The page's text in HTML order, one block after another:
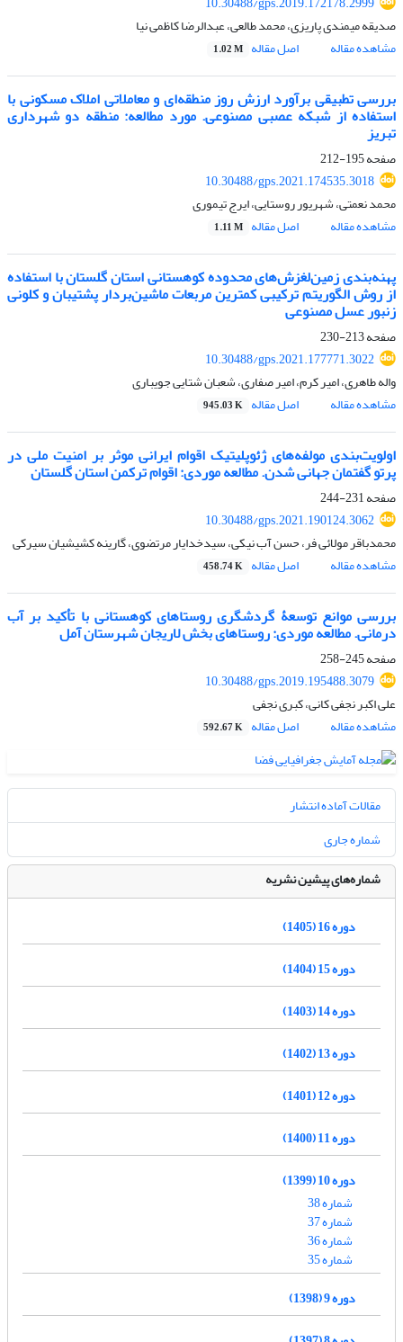
صدیقه میمندی پاریزی، محمد طالعی، عبدالرضا کاظمی نیا
مشاهده مقاله
اصل مقاله 1.02 M
بررسی تطبیقی برآورد ارزش روز منطقه‌ای و معاملاتی املاک مسکونی با
استفاده از شبکه عصبی مصنوعی. مورد مطالعه: منطقه دو شهرداری
تبریز
صفحه195-212
10.30488/gps.2021.174535.3018
محمد نعمتی، شهریور روستایی، ایرج تیموری
مشاهده مقاله
اصل مقاله 1.11 M
پهنه‌بندی زمین‌لغزش‌های محدوده کوهستانی استان گلستان با استفاده
از روش الگوریتم ترکیبی کمترین مربعات ماشین‌بردار پشتیبان و کلونی
زنبور عسل مصنوعی
صفحه213-230
10.30488/gps.2021.177771.3022
واله طاهری، امیر کرم، امیر صفاری، شعبان شتایی جویباری
مشاهده مقاله
اصل مقاله 945.03 K
اولویت‌بندی مولفه‌های ژئوپلیتیک اقوام ایرانی موثر بر امنیت ملی در
پرتو گفتمان جهانی شدن. مطالعه موردی: اقوام ترکمن استان گلستان
صفحه231-244
10.30488/gps.2021.190124.3062
محمدباقر مولائی فر، حسن آب نیکی، سیدخدایار مرتضوی، گارینه کشیشیان سیرکی
مشاهده مقاله
اصل مقاله 458.74 K
بررسی موانع توسعۀ گردشگری روستاهای کوهستانی با تأکید بر آب
درمانی. مطالعه موردی: روستاهای بخش لاریجان شهرستان آمل
صفحه245-258
10.30488/gps.2019.195488.3079
علی اکبر نجفی کانی، کبری نجفی
مشاهده مقاله
اصل مقاله 592.67 K
مقالات آماده انتشار
شماره جاری
شماره‌های پیشین نشریه
دوره 16 (1405)
دوره 15 (1404)
دوره 14 (1403)
دوره 13 (1402)
دوره 12 (1401)
دوره 11 (1400)
دوره 10 (1399)
شماره 38
شماره 37
شماره 36
شماره 35
دوره 9 (1398)